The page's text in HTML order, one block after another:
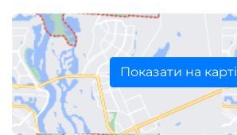
Показати на карті